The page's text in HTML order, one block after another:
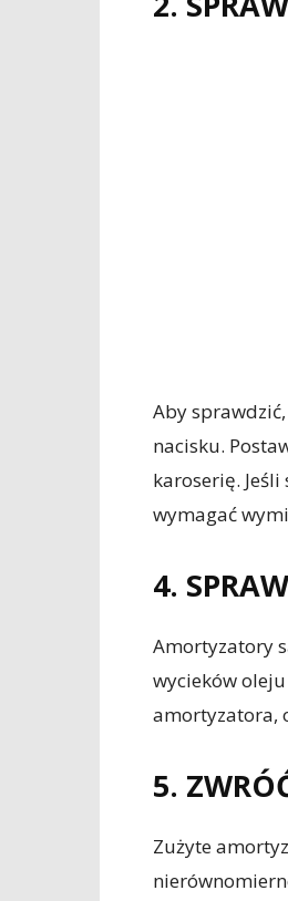
Aby
nacisku.
karoserię.
wymagać
4.
Amortyzatory
wycieków
amortyzatora,
5.
Zużyte